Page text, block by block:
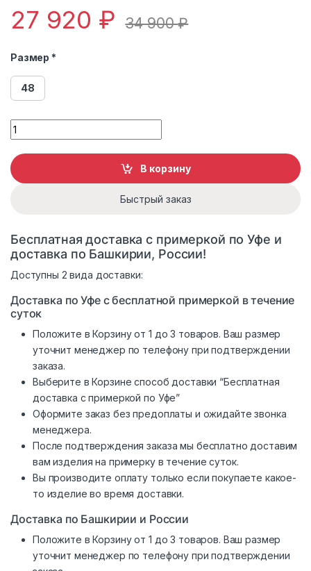
27 920 ₽ 34 900₽
Размер *
48
Пуховик женский зимний Royal SBD 25601 с капюшоном
В корзину
Быстрый заказ
Бесплатная доставка с примеркой по Уфе и
доставка по Башкирии, России!
Доступны 2 вида доставки:
Доставка по Уфе с бесплатной примеркой в течение
суток
Положите в Корзину от 1 до 3 товаров. Ваш размер
уточнит менеджер по телефону при подтверждении
заказа.
Выберите в Корзине способ доставки “Бесплатная
доставка с примеркой по Уфе”
Оформите заказ без предоплаты и ожидайте звонка
менеджера.
После подтверждения заказа мы бесплатно доставим
вам изделия на примерку в течение суток.
Вы производите оплату только если покупаете какое-
то изделие во время доставки.
Доставка по Башкирии и России
Положите в Корзину от 1 до 3 товаров. Ваш размер
уточнит менеджер по телефону при подтверждении